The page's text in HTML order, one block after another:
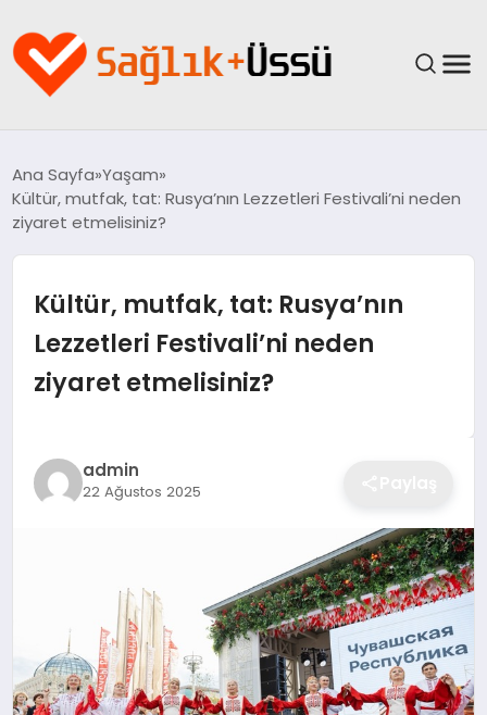
YAŞAM
SPOR & FITNESS
Ana Sayfa Yaşam
Kültür, mutfak, tat: Rusya’nın Lezzetleri Festivali’ni neden
ziyaret etmelisiniz?
Kültür, mutfak, tat: Rusya’nın
Lezzetleri Festivali’ni neden
ziyaret etmelisiniz?
admin
22 Ağustos 2025